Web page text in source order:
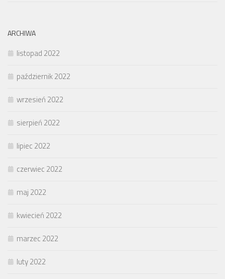
ARCHIWA
listopad 2022
październik 2022
wrzesień 2022
sierpień 2022
lipiec 2022
czerwiec 2022
maj 2022
kwiecień 2022
marzec 2022
luty 2022